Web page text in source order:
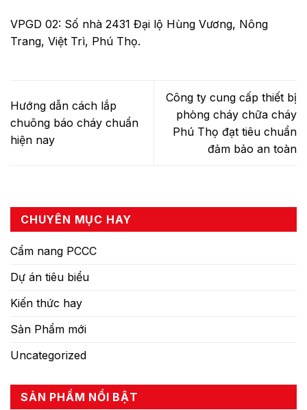
VPGD 02: Số nhà 2431 Đại lộ Hùng Vương, Nông
Trang, Việt Trì, Phú Thọ.
Hướng dẫn cách lắp
chuông báo cháy chuẩn
hiện nay
Công ty cung cấp thiết bị
phòng cháy chữa cháy
Phú Thọ đạt tiêu chuẩn
đảm bảo an toàn
CHUYÊN MỤC HAY
Cẩm nang PCCC
Dự án tiêu biểu
Kiến thức hay
Sản Phẩm mới
Uncategorized
SẢN PHẨM NỔI BẬT